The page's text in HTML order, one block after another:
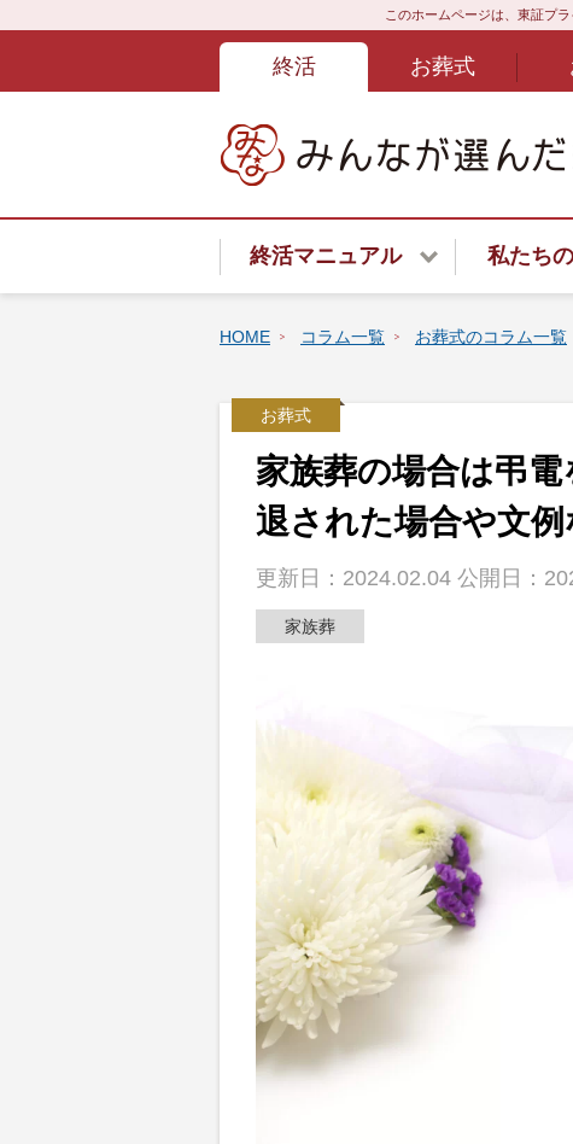
このホームページは、東証プ
終活 お葬式
終活マニュアル
終活サービスご紹介
終活あんしんよろず相談ダイヤル
遺言書
散骨
動画
私たち
HOME コラム一覧 お葬式のコラム一覧
お葬式
家族葬の場合は弔
退された場合や文
更新日：2024.02.04 公開日：
家族葬